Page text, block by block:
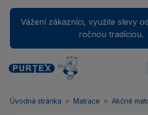
Vážení zákazníci, využite slevy
ročnou tradíciou.
Váš nákupný košík je
Úvodná stránka Matrace Akčné